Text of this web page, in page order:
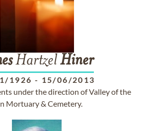
HartzelHiner
1926 - 15/06/2013
under the direction of Valley of the
Mortuary & Cemetery.